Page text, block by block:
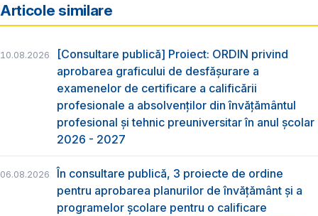
Articole similare
10.08.2026
[Consultare publică] Proiect: ORDIN privind
aprobarea graficului de desfăşurare a
examenelor de certificare a calificării
profesionale a absolvenţilor din învăţământul
profesional şi tehnic preuniversitar în anul şcolar
2026 - 2027
06.08.2026
În consultare publică, 3 proiecte de ordine
pentru aprobarea planurilor de învățământ și a
programelor școlare pentru o calificare